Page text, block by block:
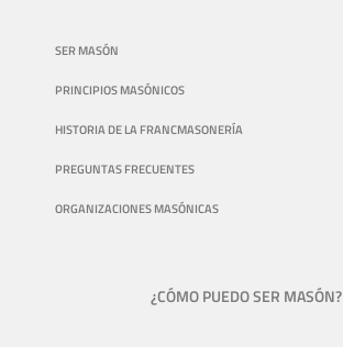
SER MASÓN
PRINCIPIOS MASÓNICOS
HISTORIA DE LA FRANCMASONERÍA
PREGUNTAS FRECUENTES
ORGANIZACIONES MASÓNICAS
¿CÓMO PUEDO SER MASÓN?